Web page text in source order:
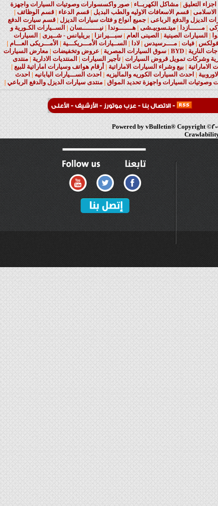
التعليق |مشاكل الكهربــاء |صور واكسسوارات وصوتيات السيارات واجهزة
|قسم الاسعافات الاوليه والطب البديل |قسم الدعاء |قسم الوظائف |
والدفع الرباعى |جميع أنواع و فئات سيارات الديزل |قسم سيارت الدفع
|مــــــازدا |ميتـسوبيـشى |هـــــــوندا |نيـــــــــسان |الســيارات الكـورية و
السيارات الصينية |الصينى العام |سبـــيرانزا |بريليانس - شــيرى |السيارات
|فيات |مــــرسيدس |لادا |الســيارات الأمـــريكـــية |الأمـــريكى العـــام |
|
BYD
|سوق السيارات المصرية |عروض وتخفيضات |معارض السيارات
وشركات تمويل قروض السيارات |تأجير السيارات |المنتديات الادارية |منتدى
|بيع وشراء السيارات الاماراتية |أرقام هواتف وسيارات اماراتية للبيع |
|احدث السيارات الكوريه والماليزيه | احدث الســـيارات اليابانيه |احدث
السيارات واجهزة تحديد المواق | منتدى سيارات الديزل والدفع الرباعي |
-الاتصال بنا-عرب موتورز-الأرشيف-الأعلى
Powered by vBulletin® Copyright